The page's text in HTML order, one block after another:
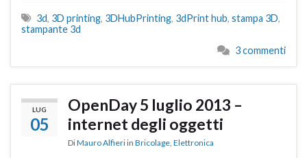
3d, 3D printing, 3DHubPrinting, 3dPrint hub, stampa 3D,
stampante 3d
3 commenti
LUG
05
OpenDay 5 luglio 2013 –
internet degli oggetti
DiMauro Alfieri in Bricolage, Elettronica